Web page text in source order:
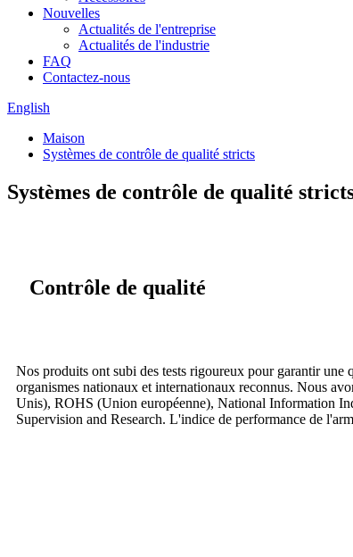
Nouvelles
Actualités de l'entreprise
Actualités de l'industrie
FAQ
Contactez-nous
English
Maison
Systèmes de contrôle de qualité stricts
Systèmes de contrôle de qualité
Contrôle de qualité
Nos produits ont subi des tests rigoureux pour garantir une
organismes nationaux et internationaux reconnus. Nous
Unis), ROHS (Union européenne), National Information
Supervision and Research. L'indice de performance de